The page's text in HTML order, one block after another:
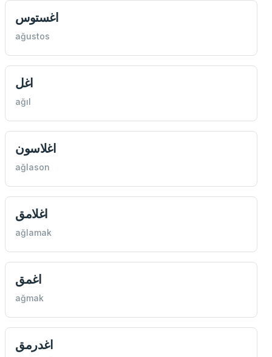
اغستوس
ağustos
اغل
ağıl
اغلاسون
ağlason
اغلامق
ağlamak
اغمق
ağmak
اغدرمق